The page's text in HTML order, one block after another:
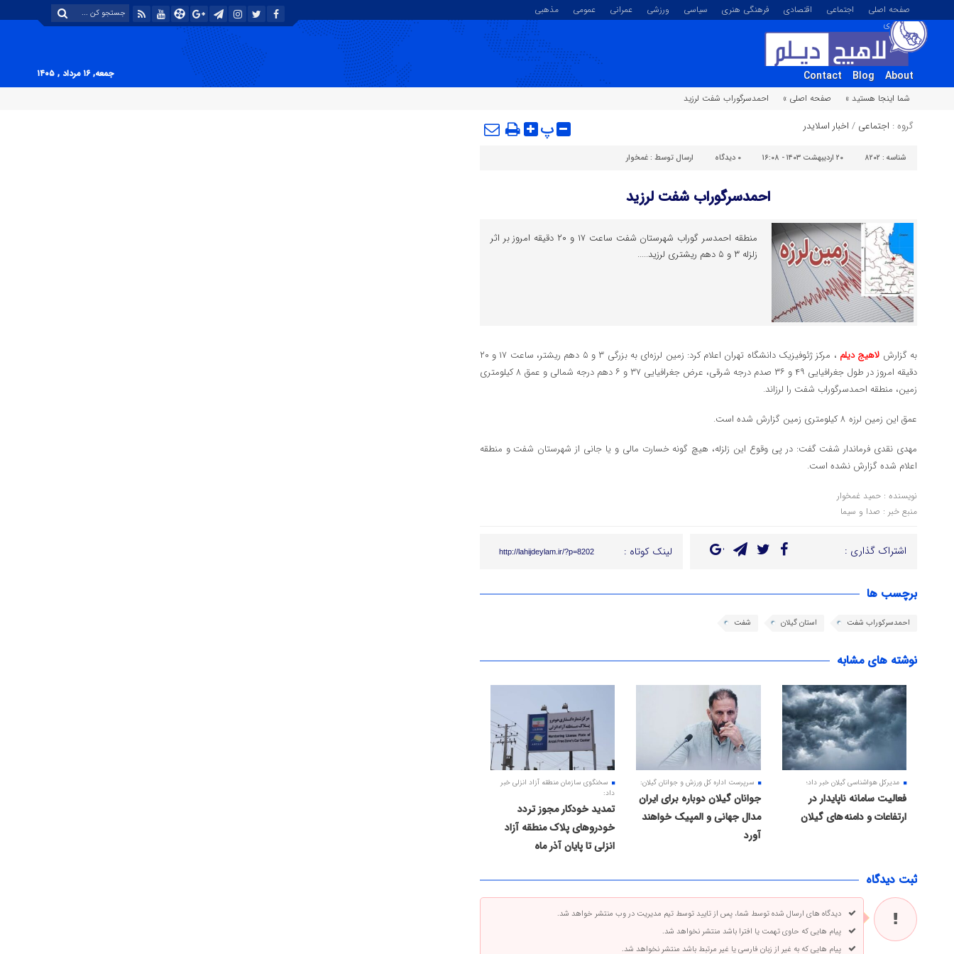
صفحه اصلی اجتماعی اقتصادی فرهنگی هنری سیاسی ورزشی عمرانی عمومی
مذهبی
تصویری
About
Blog
Contact
جمعه, ۱۶ مرداد , ۱۴۰۵
شما اینجا هستید »
صفحه اصلی » احمدسرگوراب شفت لرزید
گروه : اجتماعی / اخبار اسلایدر پ
شناسه : ۸۲۰۲ ۲۰ اردیبهشت ۱۴۰۳ - ۱۶:۰۸ ۰ دیدگاه ارسال توسط : غمخوار
احمدسرگوراب شفت لرزید
منطقه احمدسر گوراب شهرستان شفت ساعت ۱۷ و ۲۰ دقیقه امروز بر اثر
زلزله ۳ و ۵ دهم ریشتری لرزید.....
به گزارش لاهیج دیلم
، مرکز ژئوفیزیک دانشگاه تهران اعلام کرد: زمین لرزه‌ای به بزرگی ٣ و ۵ دهم ریشتر، ساعت ١٧ و ٢٠
دقیقه امروز در طول جغرافیایی ۴۹ و ۳۶ صدم درجه شرقی، عرض جغرافیایی ۳۷ و ۶ دهم درجه شمالی و عمق ۸ کیلومتری
زمین، منطقه احمدسرگوراب شفت را لرزاند.
عمق این زمین لرزه ٨ کیلومتری زمین گزارش شده است.
مهدی نقدی فرماندار شفت گفت: در پی وقوع این زلزله، هیچ گونه خسارت مالی و یا جانی از شهرستان شفت و منطقه
اعلام شده گزارش نشده است.
نویسنده : حمید غمخوار
منبع خبر : صدا و سیما
اشتراک گذاری : لینک کوتاه : http://lahijdeylam.ir/?p=8202
برچسب ها
احمدسرکوراب شفت استان گیلان شفت
نوشته های مشابه
مدیرکل هواشناسی گیلان خبر داد؛
فعالیت سامانه ناپایدار در
ارتفاعات و دامنه های گیلان
سرپرست اداره کل ورزش و جوانان گیلان:
جوانان گیلان دوباره برای ایران
مدال جهانی و المپیک خواهند
آورد
سخنگوی سازمان منطقه آزاد انزلی خبر
داد:
تمدید خودکار مجوز تردد
خودروهای پلاک منطقه آزاد
انزلی تا پایان آذر ماه
ثبت دیدگاه
دیدگاه های ارسال شده توسط شما، پس از تایید توسط تیم مدیریت در وب منتشر خواهد شد.
پیام هایی که حاوی تهمت یا افترا باشد منتشر نخواهد شد.
پیام هایی که به غیر از زبان فارسی یا غیر مرتبط باشد منتشر نخواهد شد.